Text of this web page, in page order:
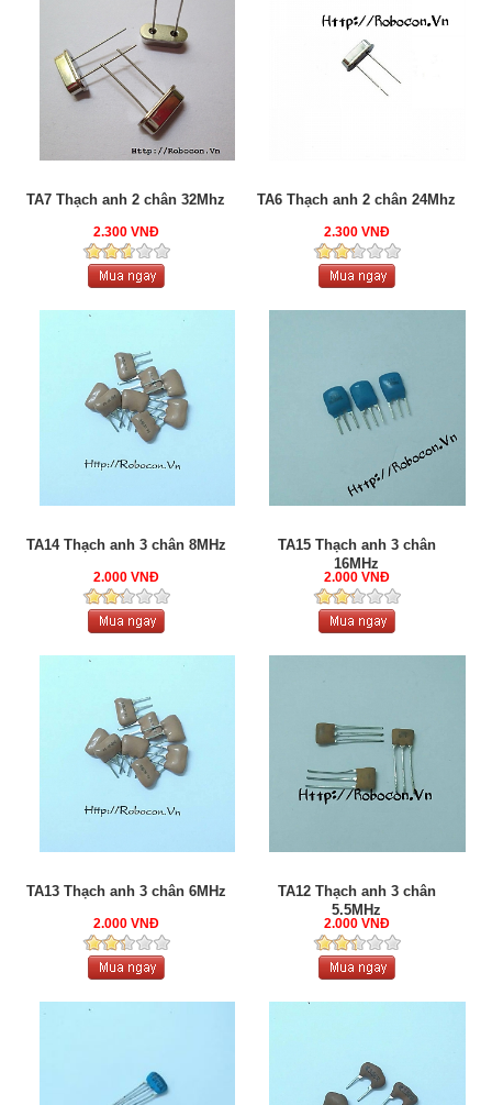
TA7 Thạch anh 2 chân 32Mhz
2.300 VNĐ
TA6 Thạch anh 2 chân 24Mhz
2.300 VNĐ
TA14 Thạch anh 3 chân 8MHz
2.000 VNĐ
TA15 Thạch anh 3 chân
16MHz
2.000 VNĐ
TA13 Thạch anh 3 chân 6MHz
2.000 VNĐ
TA12 Thạch anh 3 chân
5.5MHz
2.000 VNĐ